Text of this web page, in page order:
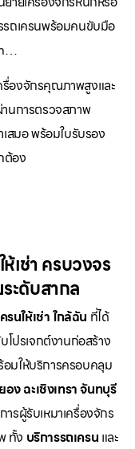
รรถเครนพร้อมคนขับมือ
องจักรคุณภาพสูงและ
นการตรวจสภาพ
มอ พร้อมใบรับรอง
ต้อง
เช่า ครบวงจร
ะดับสากล
รนให้เช่าใกล้ฉัน ที่ได้
ปรเจกต์งานก่อสร้าง
อมให้บริการครอบคลุม
อง ฉะเชิงเทรา จันทบุรี
รผู้รับเหมาเครื่องจักร
ทั้ง บริการรถเครน และ